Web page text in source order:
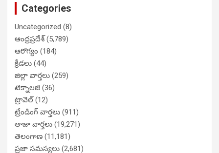
Categories
Uncategorized (8)
ఆంధ్రప్రదేశ్(5,789)
ఆరోగ్యం (184)
క్రీడలు (44)
జిల్లా వార్తలు (259)
టెక్నాలజీ (36)
ట్రావెల్(12)
ట్రేండింగ్ వార్తలు (911)
తాజా వార్తలు (19,271)
తెలంగాణ (11,181)
ప్రజా సమస్యలు (2,681)